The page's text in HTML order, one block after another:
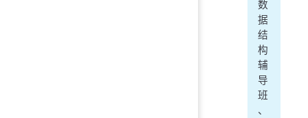
数
据
结
构
辅
导
班
、